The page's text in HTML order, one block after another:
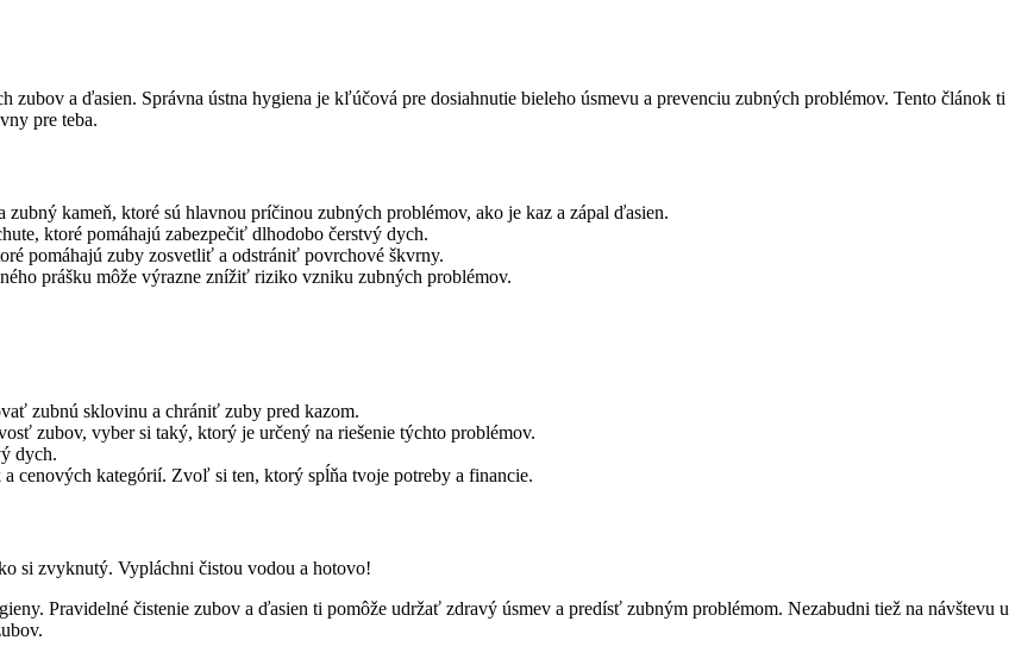
zubov a ďasien. Správna ústna hygiena je kľúčová pre dosiahnutie bieleho úsmevu a prevenciu zubných problémov. Tento článok ti
pre teba.
zubný kameň, ktoré sú hlavnou príčinou zubných problémov, ako je kaz a zápal ďasien.
ktoré pomáhajú zabezpečiť dlhodobo čerstvý dych.
pomáhajú zuby zosvetliť a odstrániť povrchové škvrny.
prášku môže výrazne znížiť riziko vzniku zubných problémov.
zubnú sklovinu a chrániť zuby pred kazom.
zubov, vyber si taký, ktorý je určený na riešenie týchto problémov.
dych.
cenových kategórií. Zvoľ si ten, ktorý spĺňa tvoje potreby a financie.
si zvyknutý. Vypláchni čistou vodou a hotovo!
Pravidelné čistenie zubov a ďasien ti pomôže udržať zdravý úsmev a predísť zubným problémom. Nezabudni tiež na návštevu u